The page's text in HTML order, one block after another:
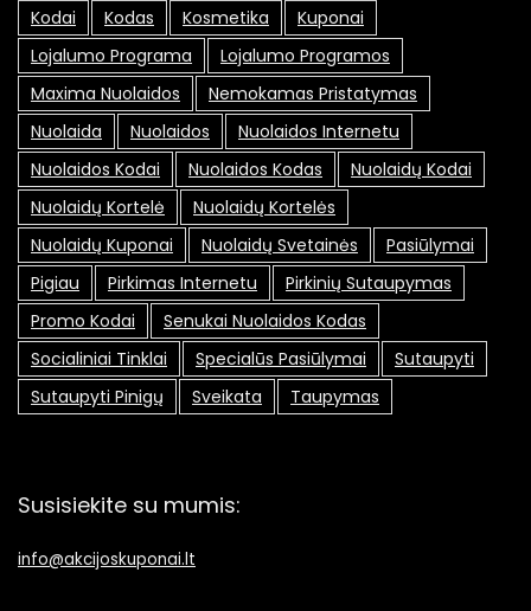
Kodai
Kodas Kosmetika
Kuponai
Lojalumo Programa
Lojalumo Programos
Maxima Nuolaidos
Nemokamas Pristatymas
Nuolaida
Nuolaidos
Nuolaidos Internetu
Nuolaidos Kodai
Nuolaidos Kodas
Nuolaidų Kodai
Nuolaidų Kortelė
Nuolaidų Kortelės
Nuolaidų Kuponai
Nuolaidų Svetainės
Pasiūlymai
Pigiau
Pirkimas Internetu
Pirkinių Sutaupymas
Promo Kodai
Senukai Nuolaidos Kodas
Socialiniai Tinklai
Specialūs Pasiūlymai
Sutaupyti
Sutaupyti Pinigų
Sveikata Taupymas
Susisiekite su mumis:
info@akcijoskuponai.lt